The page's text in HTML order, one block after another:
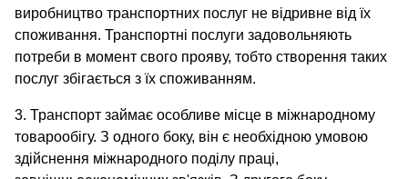
виробництво транспортних послуг не відривне від їх
споживання. Транспортні послуги задовольняють
потреби в момент свого прояву, тобто створення таких
послуг збігається з їх споживанням.
3. Транспорт займає особливе місце в міжнародному
товарообігу. З одного боку, він є необхідною умовою
здійснення міжнародного поділу праці,